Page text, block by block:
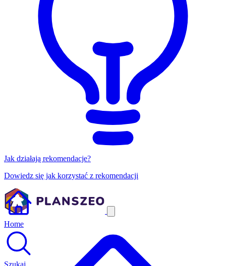
Jak działają rekomendacje?
Dowiedz się jak korzystać z rekomendacji
Home
Szukaj